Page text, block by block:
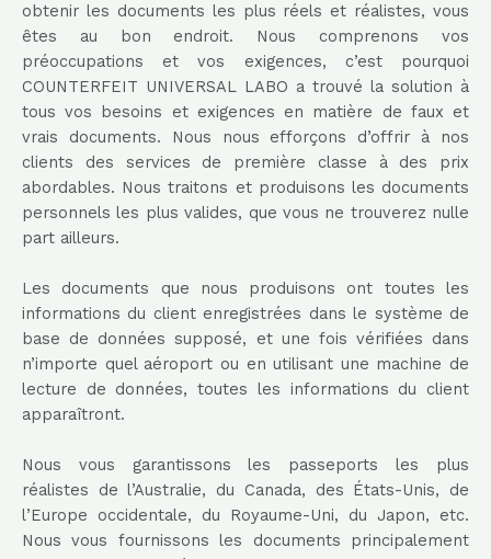
obtenir les documents les plus réels et réalistes, vous
êtes au bon endroit. Nous comprenons vos
préoccupations et vos exigences, c’est pourquoi
COUNTERFEIT UNIVERSAL LABO a trouvé la solution à
tous vos besoins et exigences en matière de faux et
vrais documents. Nous nous efforçons d’offrir à nos
clients des services de première classe à des prix
abordables. Nous traitons et produisons les documents
personnels les plus valides, que vous ne trouverez nulle
part ailleurs.
Les documents que nous produisons ont toutes les
informations du client enregistrées dans le système de
base de données supposé, et une fois vérifiées dans
n’importe quel aéroport ou en utilisant une machine de
lecture de données, toutes les informations du client
apparaîtront.
Nous vous garantissons les passeports les plus
réalistes de l’Australie, du Canada, des États-Unis, de
l’Europe occidentale, du Royaume-Uni, du Japon, etc.
Nous vous fournissons les documents principalement